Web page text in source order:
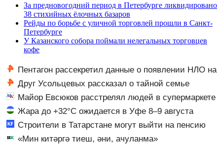
За предновогодний период в Петербурге ликвидировано
38 стихийных ёлочных базаров
Рейды по борьбе с уличной торговлей прошли в Санкт-
Петербурге
У Казанского собора поймали нелегальных торговцев
кофе
Пентагон рассекретил данные о появлении НЛО на
Ближнем Востоке
Друг Усольцевых рассказал о тайной семье
бизнесмена
Майор Евсюков расстрелял людей в супермаркете
и стал символом провала МВД
Жара до +32°C ожидается в Уфе 8–9 августа
Строители в Татарстане могут выйти на пенсию
досрочно - рассказываем, какие условия 07/08/2026 –
«Мин китәргә тиеш, әни, ачуланма»